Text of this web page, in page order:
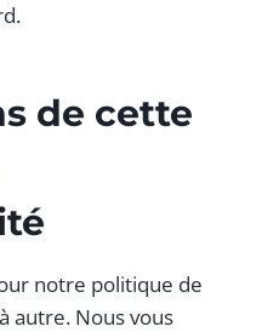
de cette
notre politique de
autre. Nous vous